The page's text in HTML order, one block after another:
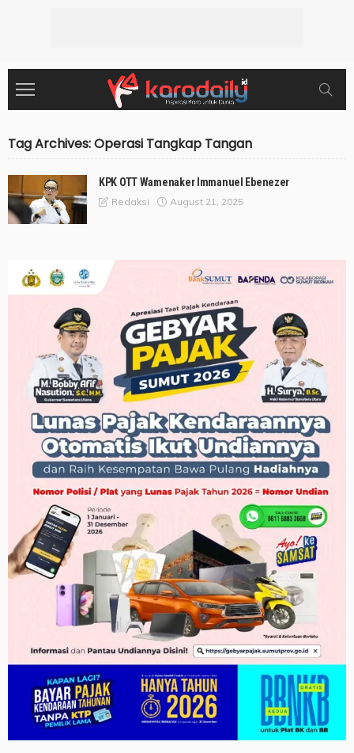
Tag Archives: Operasi Tangkap Tangan
KPK OTT Wamenaker Immanuel Ebenezer
Redaksi August 21, 2025